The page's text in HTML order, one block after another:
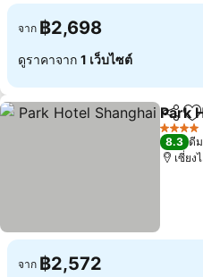
จาก ฿2,698
ดูราคาจาก 1 เว็บไซต์
แชร์ เ
Park
4 ดาว
8.3 ดี
เซี่ยง
จาก ฿2,572